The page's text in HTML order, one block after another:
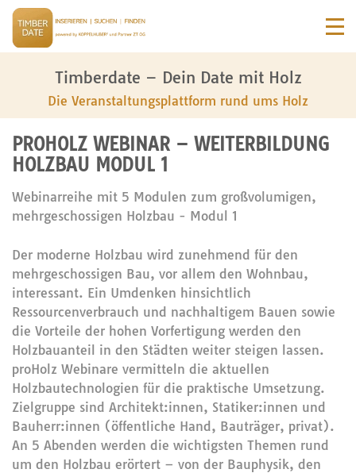
Timberdate – Dein Date mit Holz
Die Veranstaltungsplattform rund ums Holz
PROHOLZ WEBINAR – WEITERBILDUNG
HOLZBAU MODUL 1
Webinarreihe mit 5 Modulen zum großvolumigen,
mehrgeschossigen Holzbau - Modul 1
Der moderne Holzbau wird zunehmend für den
mehrgeschossigen Bau, vor allem den Wohnbau,
interessant. Ein Umdenken hinsichtlich
Ressourcenverbrauch und nachhaltigem Bauen sowie
die Vorteile der hohen Vorfertigung werden den
Holzbauanteil in den Städten weiter steigen lassen.
proHolz Webinare vermitteln die aktuellen
Holzbautechnologien für die praktische Umsetzung.
Zielgruppe sind Architekt:innen, Statiker:innen und
Bauherr:innen (öffentliche Hand, Bauträger, privat).
An 5 Abenden werden die wichtigsten Themen rund
um den Holzbau erörtert – von der Bauphysik, den